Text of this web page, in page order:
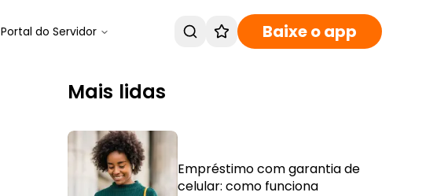
Portal do Servidor Baixe o app
Mais lidas
Empréstimo com garantia de
celular: como funciona